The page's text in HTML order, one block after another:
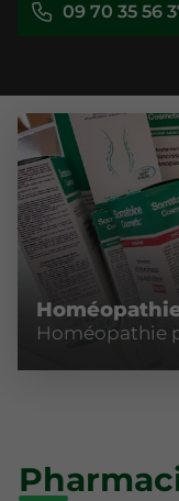
09 70 35 56
Homéopathie